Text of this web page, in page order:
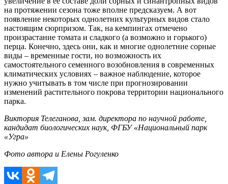
на протяжении сезона тоже вполне предсказуем. А вот
появление некоторых однолетних культурных видов стало
настоящим сюрпризом. Так, на кемпингах отмечено
произрастание томата и сладкого (а возможно и горького)
перца. Конечно, здесь они, как и многие однолетние сорные
виды – временные гости, но возможность их
самостоятельного семенного возобновления в современных
климатических условиях – важное наблюдение, которое
нужно учитывать в том числе при прогнозировании
изменений растительного покрова территории национального
парка.
Виктория Телеганова, зам. директора по научной работе,
кандидат биологических наук, ФГБУ «Национальный парк
«Угра»
Фото автора и Елены Рогуленко